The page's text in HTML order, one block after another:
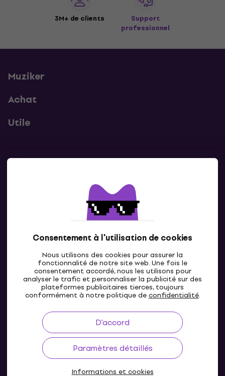
Consentement à l'utilisation de cookies
Nous utilisons des cookies pour assurer la
fonctionnalité de notre site web. Une fois le
consentement accordé, nous les utilisons pour
analyser le trafic et personnaliser la publicité sur des
plateformes publicitaires tierces, toujours
conformément à notre politique deconfidentialité.
D'accord
Paramètres détaillés
Informations et cookies
3M+ de clients
Support
professionnel
Muziker
Achat
Utile
Contacte nous
LU